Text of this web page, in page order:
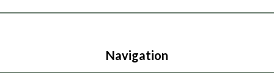
Navigation